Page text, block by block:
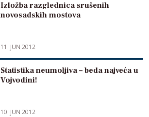
Izložba razglednica srušenih
novosadskih mostova
11. JUN 2012
Statistika neumoljiva – beda najveća u
Vojvodini!
10. JUN 2012